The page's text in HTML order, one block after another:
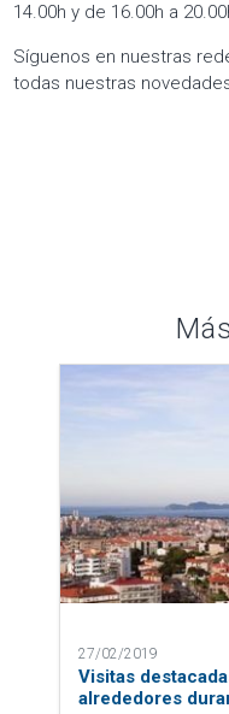
14.00h y de 16.00h a
Síguenos en nuestras
todas nuestras
27/02/2019
Visitas
alrededores